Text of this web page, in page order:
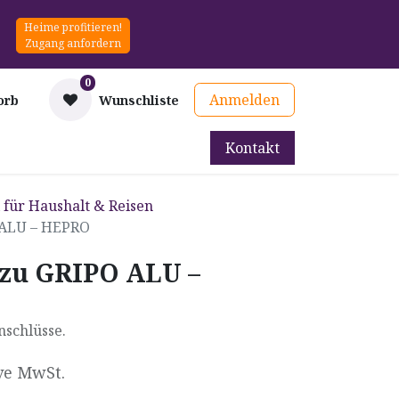
Heime profitieren!
Zugang anfordern
0
Wunschliste Anmelden
Mieten
Kontakt
Haushalt & Reisen
– HEPRO
GRIPO ALU –
MwSt.